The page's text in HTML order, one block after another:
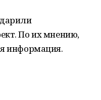
По их мнению,
информация.